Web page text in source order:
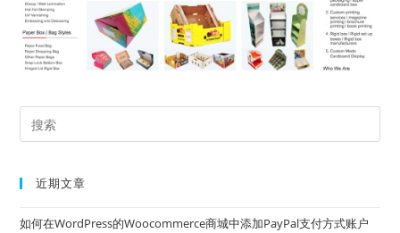
近期文章
如何在WordPress的Woocommerce商城中添加PayPal支付方式账户